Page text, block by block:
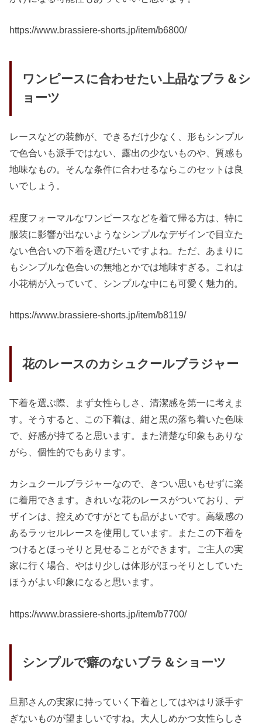
https://www.brassiere-shorts.jp/item/b6800/
ワンピースに合わせたい上品なブラ＆シ
ョーツ
レースなどの装飾が、できるだけ少なく、形もシンプル
で色合いも派手ではない、露出の少ないものや、質感も
地味なもの。そんな条件に合わせるならこのセットは良
いでしょう。
程度フォーマルなワンピースなどを着て帰る方は、特に
服装に影響が出ないようなシンプルなデザインで目立た
ない色合いの下着を選びたいですよね。ただ、あまりに
もシンプルな色合いの無地とかでは地味すぎる。これは
小花柄が入っていて、シンプルな中にも可愛く魅力的。
https://www.brassiere-shorts.jp/item/b8119/
花のレースのカシュクールブラジャー
下着を選ぶ際、まず女性らしさ、清潔感を第一に考えま
す。そうすると、この下着は、紺と黒の落ち着いた色味
で、好感が持てると思います。また清楚な印象もありな
がら、個性的でもあります。
カシュクールブラジャーなので、きつい思いもせずに楽
に着用できます。きれいな花のレースがついており、デ
ザインは、控えめですがとても品がよいです。高級感の
あるラッセルレースを使用しています。またこの下着を
つけるとほっそりと見せることができます。ご主人の実
家に行く場合、やはり少しは体形がほっそりとしていた
ほうがよい印象になると思います。
https://www.brassiere-shorts.jp/item/b7700/
シンプルで癖のないブラ＆ショーツ
旦那さんの実家に持っていく下着としてはやはり派手す
ぎないものが望ましいですね。大人しめかつ女性らしさ